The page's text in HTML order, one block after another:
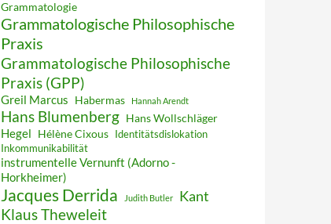
Grammatologie
Grammatologische Philosophische
Praxis
Grammatologische Philosophische
Praxis (GPP)
Greil Marcus Habermas Hannah Arendt
Hans Blumenberg Hans Wollschläger
Hegel Hélène Cixous Identitätsdislokation
Inkommunikabilität
instrumentelle Vernunft (Adorno -
Horkheimer)
Jacques Derrida Judith Butler Kant
Klaus Theweleit